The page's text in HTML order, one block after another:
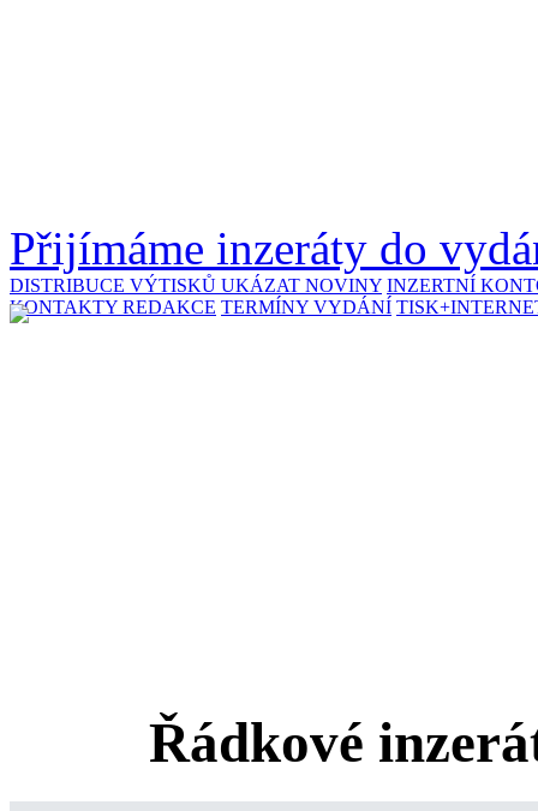
Přijímáme inzeráty do
DISTRIBUCE VÝTISKŮ UKÁZAT NOVINY INZERTNÍ
KONTAKTY REDAKCE TERMÍNY VYDÁNÍ
Řádkové